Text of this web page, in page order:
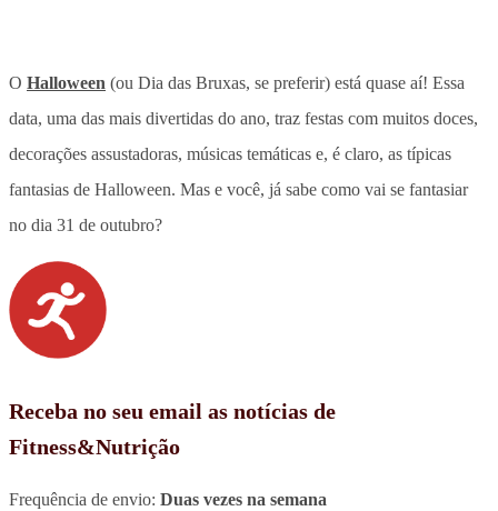
O Halloween (ou Dia das Bruxas, se preferir) está quase aí! Essa
data, uma das mais divertidas do ano, traz festas com muitos doces,
decorações assustadoras, músicas temáticas e, é claro, as típicas
fantasias de Halloween. Mas e você, já sabe como vai se fantasiar
no dia 31 de outubro?
Receba no seu email as notícias de
Fitness&Nutrição
Frequência de envio: Duas vezes na semana